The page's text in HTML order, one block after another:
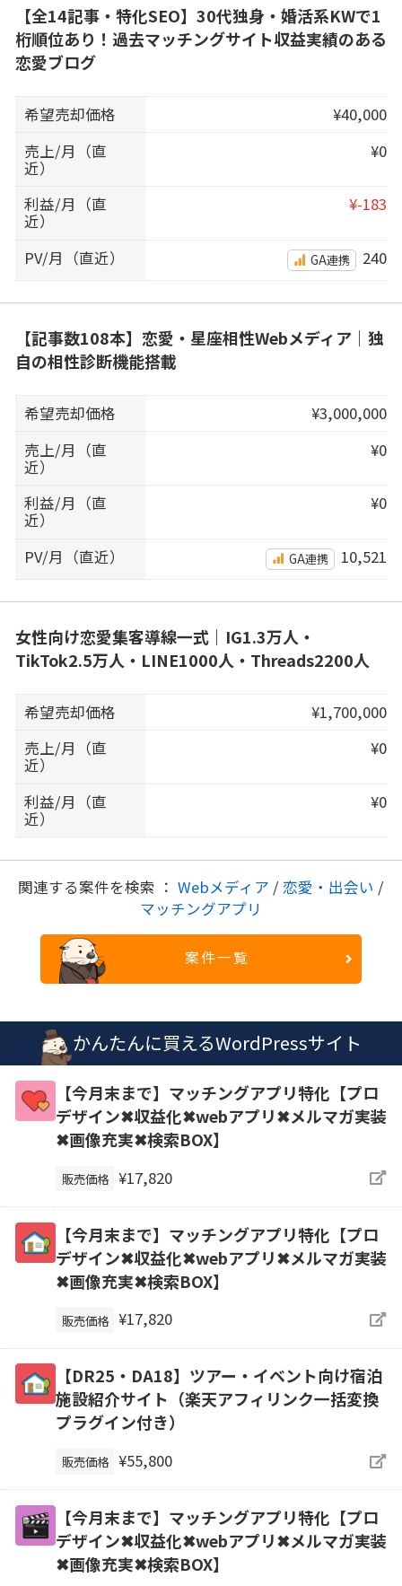
【全14記事・特化SEO】30代独身・婚活系KWで1
桁順位あり！過去マッチングサイト収益実績のある
恋愛ブログ
希望売却価格
¥40,000
売上/月（直
近）
¥0
利益/月（直
近）
¥-183
PV/月（直近） GA連携 240
【記事数108本】恋愛・星座相性Webメディア｜独
自の相性診断機能搭載
希望売却価格
¥3,000,000
売上/月（直
近）
¥0
利益/月（直
近）
¥0
PV/月（直近） GA連携 10,521
女性向け恋愛集客導線一式｜IG1.3万人・
TikTok2.5万人・LINE1000人・Threads2200人
希望売却価格
¥1,700,000
売上/月（直
近）
¥0
利益/月（直
近）
¥0
関連する案件を検索 ： Webメディア / 恋愛・出会い /
マッチングアプリ
案件一覧
かんたんに買えるWordPressサイト
【今月末まで】マッチングアプリ特化【プロ
デザイン✖収益化✖webアプリ✖メルマガ実装
✖画像充実✖検索BOX】
販売価格 ¥17,820
【今月末まで】マッチングアプリ特化【プロ
デザイン✖収益化✖webアプリ✖メルマガ実装
✖画像充実✖検索BOX】
販売価格 ¥17,820
【DR25・DA18】ツアー・イベント向け宿泊
施設紹介サイト（楽天アフィリンク一括変換
プラグイン付き）
販売価格 ¥55,800
【今月末まで】マッチングアプリ特化【プロ
デザイン✖収益化✖webアプリ✖メルマガ実装
✖画像充実✖検索BOX】